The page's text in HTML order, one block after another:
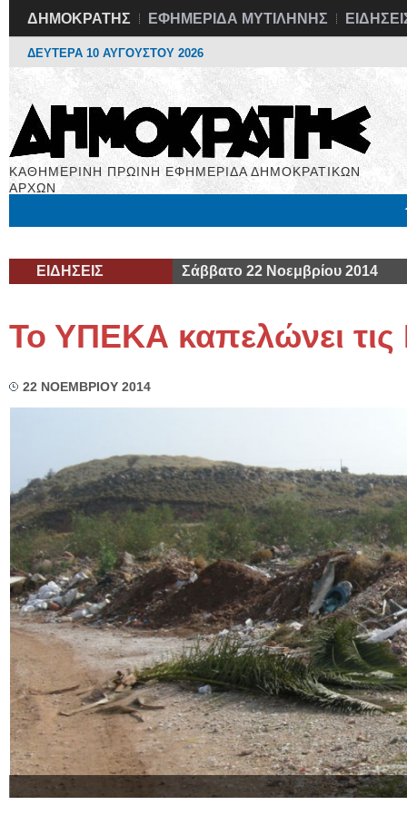
ΔΗΜΟΚΡΑΤΗΣ ΕΦΗΜΕΡΙΔΑ ΜΥΤΙΛΗΝΗΣ
ΔΕΥΤΕΡΑ 10 ΑΥΓΟΥΣΤΟΥ 2026
ΚΑΘΗΜΕΡΙΝΗ ΠΡΩΙΝΗ ΕΦΗΜΕΡΙΔΑ ΔΗΜΟΚΡΑΤΙΚΩΝ
ΑΡΧΩΝ
ΕΙΔΗΣΕΙΣ Σάββατο 22 Νοεμβρίου 2014
Το ΥΠΕΚΑ καπελώνει τις
22 ΝΟΕΜΒΡΙΟΥ 2014